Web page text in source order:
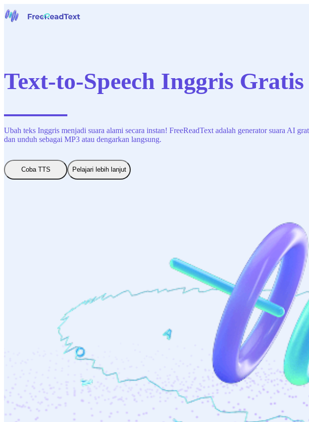
Harga
Hubungi Kami
Text-to-Speech Inggris
Ubah teks Inggris menjadi suara alami secara instan! FreeReadText adalah generator suara AI
dan unduh sebagai MP3 atau dengarkan langsung.
Coba TTS Pelajari lebih lanjut